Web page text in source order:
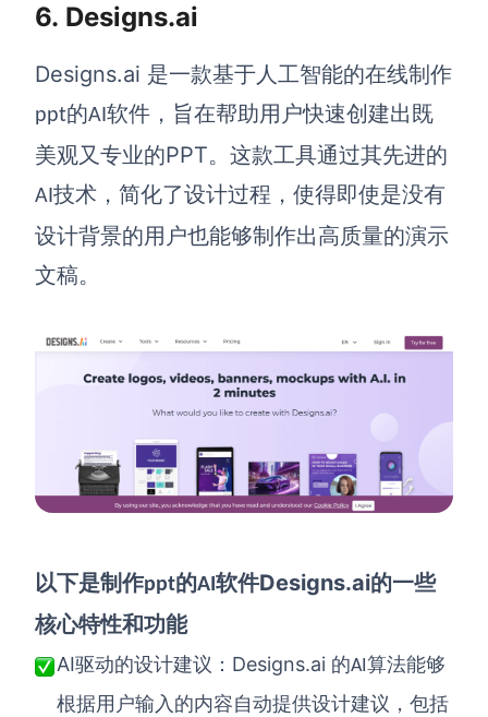
6. Designs.ai
Designs.ai 是一款基于人工智能的在线制作
ppt的AI软件 ，旨在帮助用户快速创建出既
美观又专业的PPT。这款工具通过其先进的
AI技术，简化了设计过程，使得即使是没有
设计背景的用户也能够制作出高质量的演示
文稿。
以下是制作ppt的AI软件Designs.ai的一些
核心特性和功能
AI驱动的设计建议 ： Designs.ai 的AI算法能够
根据用户输入的内容自动提供设计建议，包括